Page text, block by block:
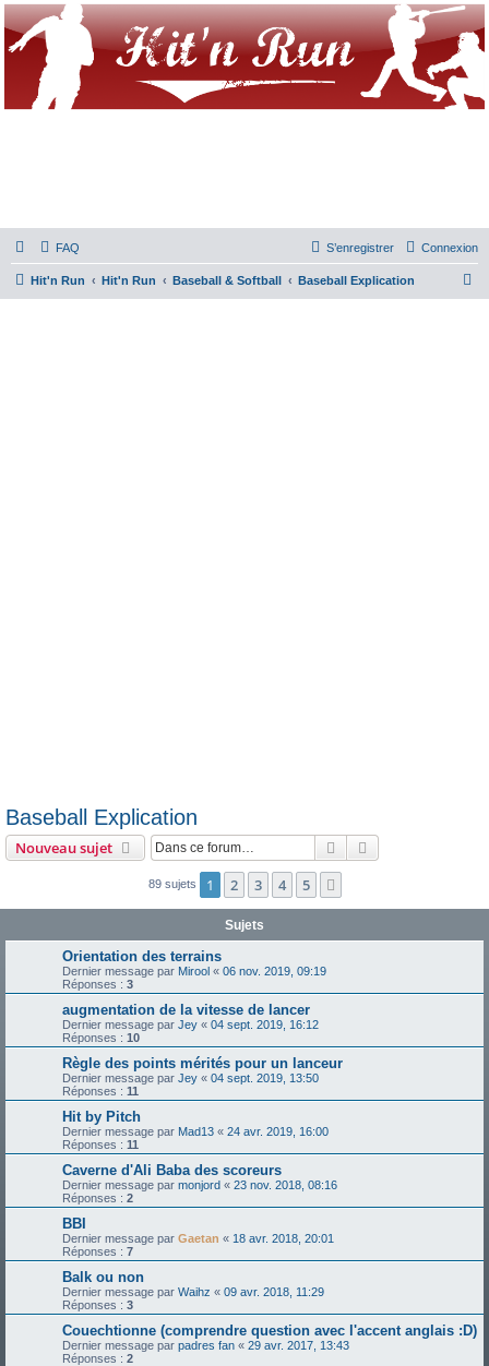
FAQ Connexion
S’enregistrer
Hit'n Run Hit'n Run Baseball & Softball Baseball Explication
Baseball Explication
Nouveau sujet Rechercher
89 sujets 1 2 3 4 5
Sujets
Orientation des terrains
Dernier message par Mirool « 06 nov. 2019, 09:19
Réponses : 3
augmentation de la vitesse de lancer
Dernier message par Jey « 04 sept. 2019, 16:12
Réponses : 10
Règle des points mérités pour un lanceur
Dernier message par Jey « 04 sept. 2019, 13:50
Réponses : 11
Hit by Pitch
Dernier message par Mad13 « 24 avr. 2019, 16:00
Réponses : 11
Caverne d'Ali Baba des scoreurs
Dernier message par monjord « 23 nov. 2018, 08:16
Réponses : 2
BBI
Dernier message par Gaetan « 18 avr. 2018, 20:01
Réponses : 7
Balk ou non
Dernier message par Waihz « 09 avr. 2018, 11:29
Réponses : 3
Couechtionne (comprendre question avec l'accent anglais :D)
Dernier message par padres fan « 29 avr. 2017, 13:43
Réponses : 2